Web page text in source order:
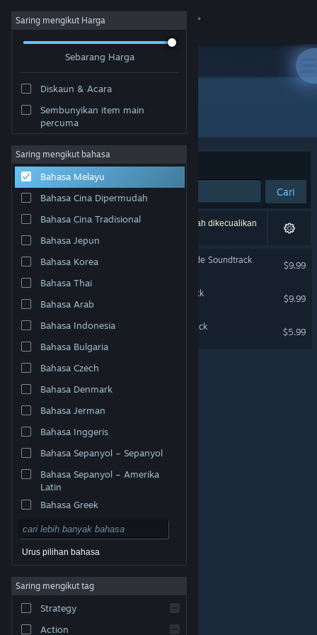
Sign in
Tentang
Sokongan
Ubah bahasa
Dapatkan Steam Mobile App
Lihat laman web desktop
© Valve Corporation. Hak cipta terpelihara. Semua
tanda dagangan ialah hak milik pemilik masing-masing
Perundangan|Accessibility
Steam| Bayaran balik
Saring mengikut Harga
Sebarang Harga
Diskaun & Acara
Sembunyikan item main
percuma
Saring mengikut bahasa
Bahasa Melayu
Bahasa Cina Dipermudah
Bahasa Cina Tradisional
Bahasa Jepun
Bahasa Korea
Bahasa Thai
Bahasa Arab
Bahasa Indonesia
Bahasa Bulgaria
Bahasa Czech
Bahasa Denmark
Bahasa Jerman
Bahasa Inggeris
Bahasa Sepanyol – Sepanyol
Bahasa Sepanyol – Amerika
Latin
Bahasa Greek
Urus pilihan bahasa
Saring mengikut tag
Strategy
Action
Pembangun: mino_dev
Susun mengikut Perkaitan
Cari
3 hasil sepadan dengan carian anda. 4 tajuk telah dikecualikan
berdasarkan pilihan anda.
Rabbit and Steel Extra Mode Soundtrack
$9.99
Rabbit and Steel Soundtrack
$9.99
Maiden and Spell Soundtrack
$5.99